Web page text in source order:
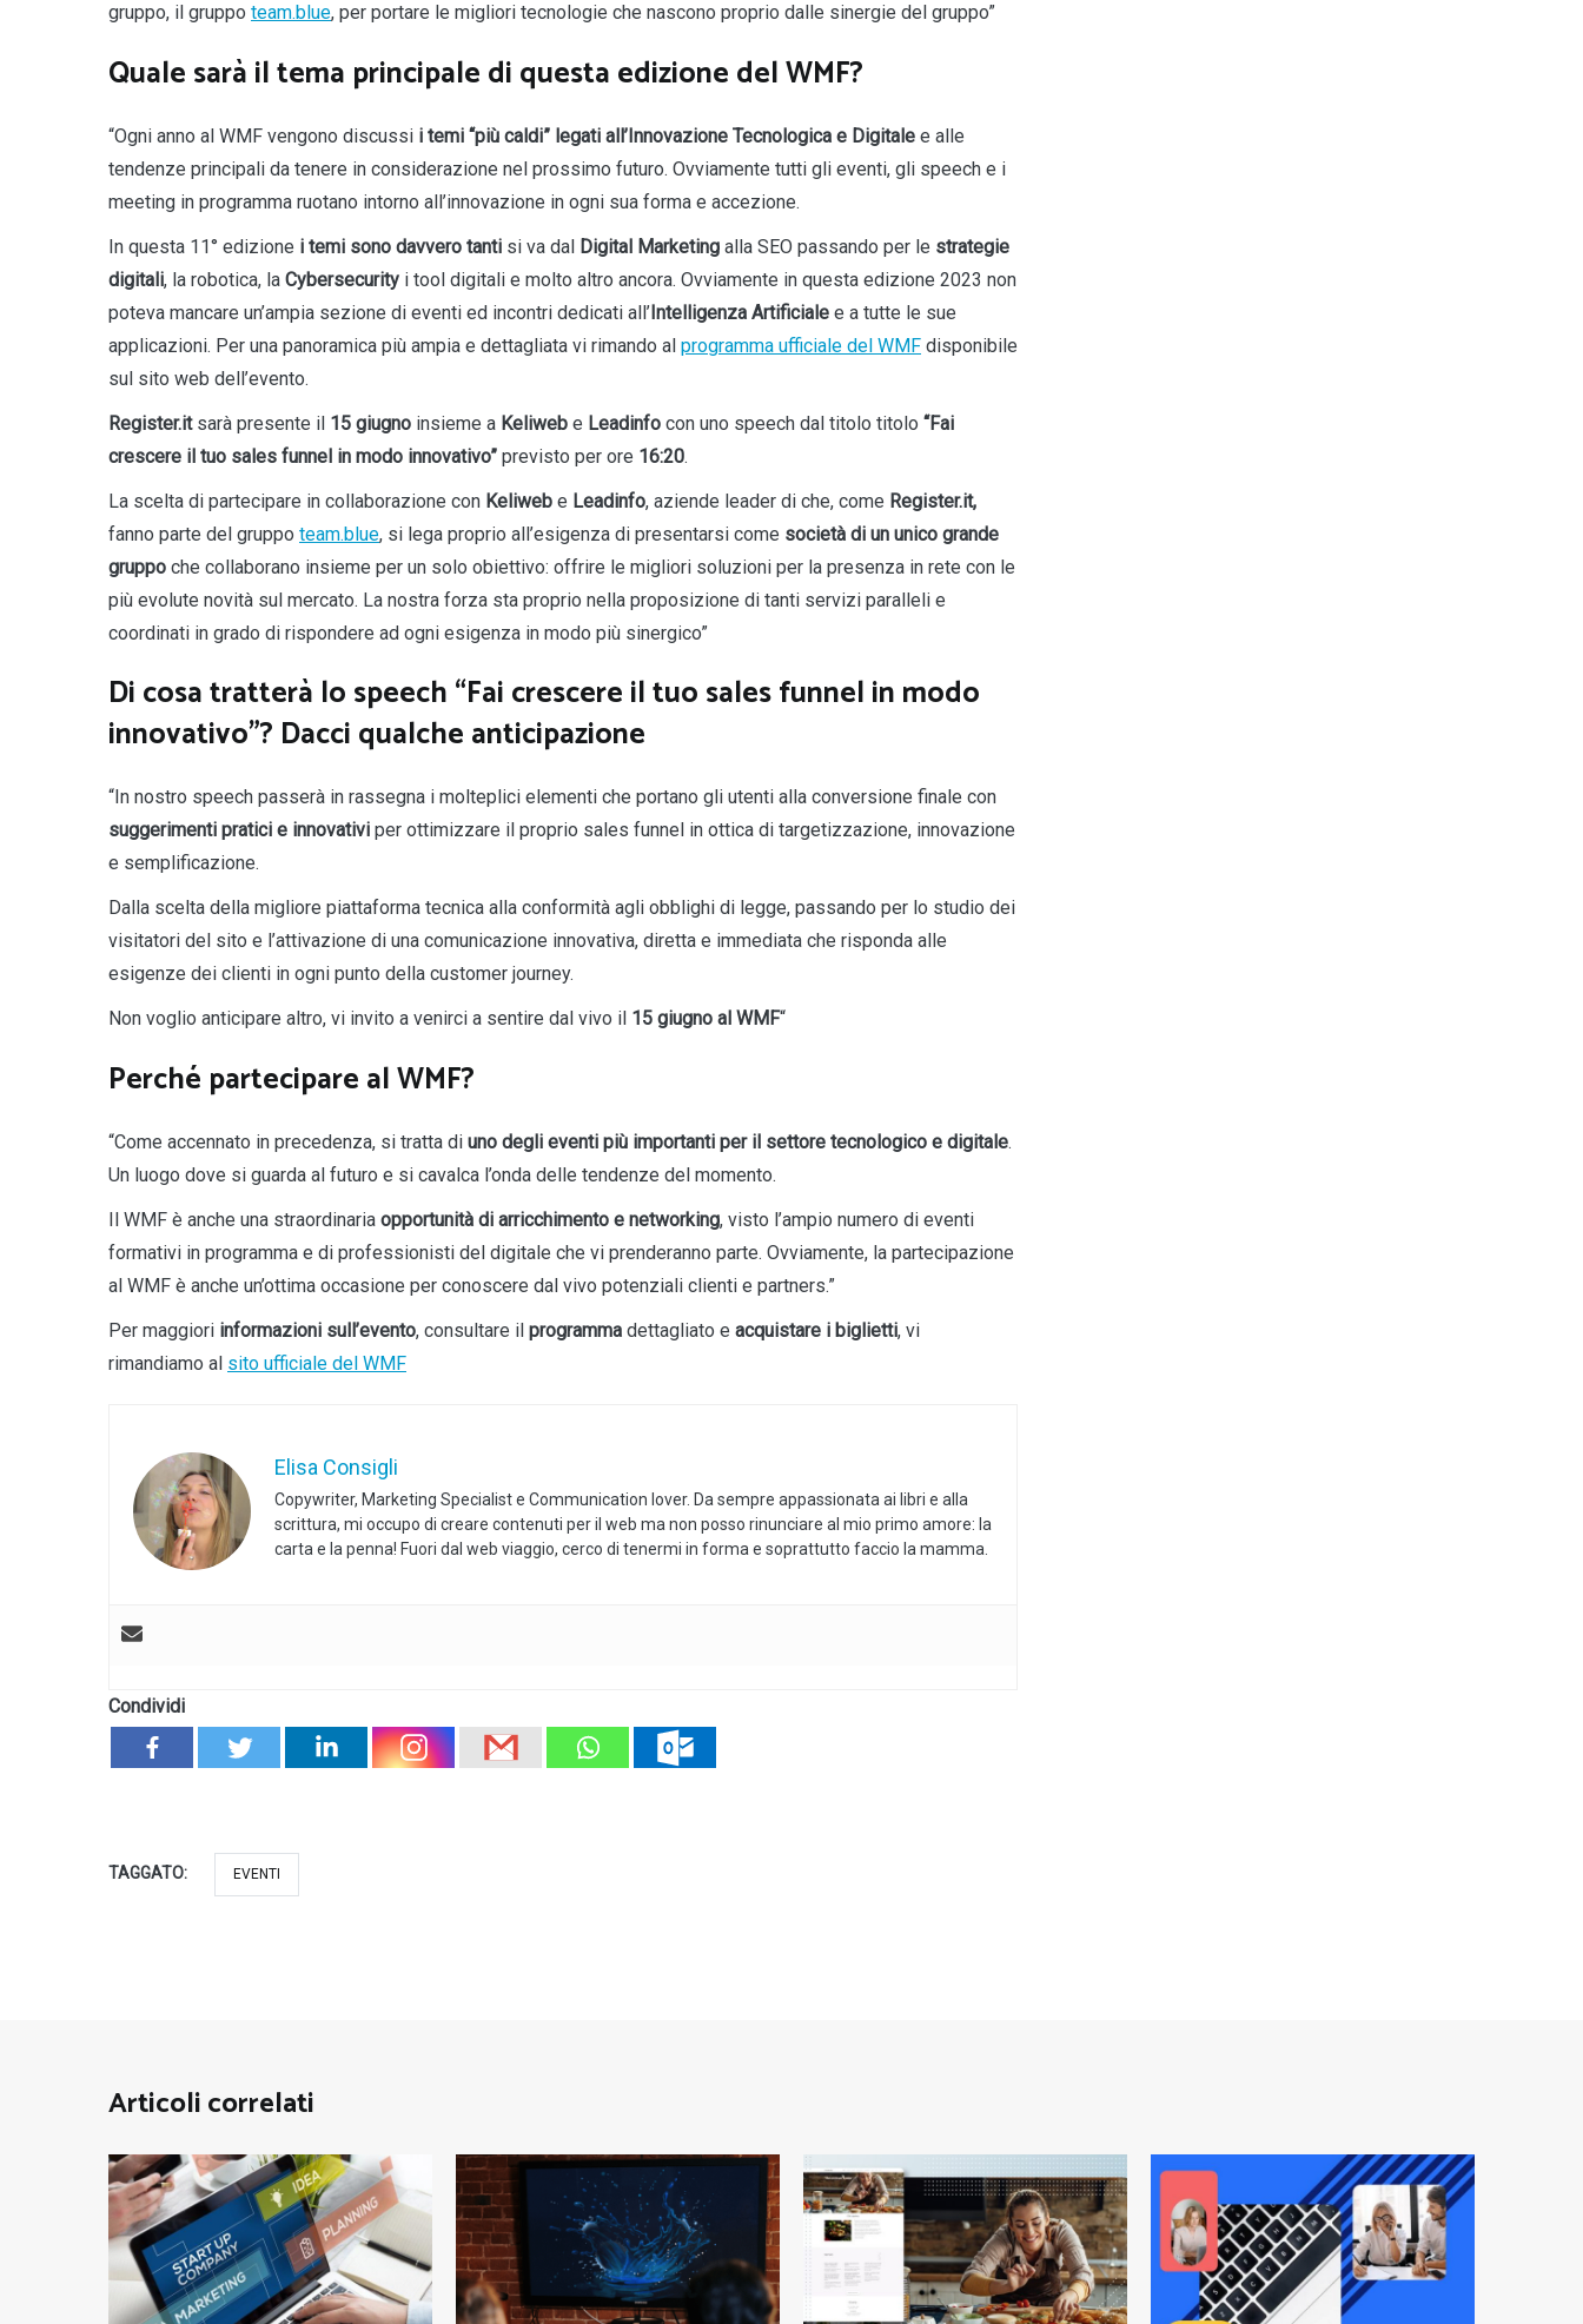
gruppo, il gruppo team.blue, per portare le migliori tecnologie che nascono proprio dalle sinergie del gruppo”
Quale sarà il tema principale di questa edizione del WMF?
“Ogni anno al WMF vengono discussi i temi “più caldi” legati all’Innovazione Tecnologica e Digitale e alle
tendenze principali da tenere in considerazione nel prossimo futuro. Ovviamente tutti gli eventi, gli speech e i
meeting in programma ruotano intorno all’innovazione in ogni sua forma e accezione.
In questa 11° edizione i temi sono davvero tanti si va dal Digital Marketing alla SEO passando per le strategie
digitali, la robotica, la Cybersecurity i tool digitali e molto altro ancora. Ovviamente in questa edizione 2023 non
poteva mancare un’ampia sezione di eventi ed incontri dedicati all’Intelligenza Artificiale e a tutte le sue
applicazioni. Per una panoramica più ampia e dettagliata vi rimando al programma ufficiale del WMF disponibile
sul sito web dell’evento.
Register.itsarà presente il 15 giugno insieme a Keliweb e Leadinfo con uno speech dal titolo titolo “Fai
crescere il tuo sales funnel in modo innovativo” previsto per ore 16:20.
La scelta di partecipare in collaborazione con Keliweb e Leadinfo, aziende leader di che, come Register.it,
fanno parte del gruppo team.blue, si lega proprio all’esigenza di presentarsi come società di un unico grande
gruppo che collaborano insieme per un solo obiettivo: offrire le migliori soluzioni per la presenza in rete con le
più evolute novità sul mercato. La nostra forza sta proprio nella proposizione di tanti servizi paralleli e
coordinati in grado di rispondere ad ogni esigenza in modo più sinergico”
Di cosa tratterà lo speech “Fai crescere il tuo sales funnel in modo
innovativo”? Dacci qualche anticipazione
“In nostro speech passerà in rassegna i molteplici elementi che portano gli utenti alla conversione finale con
suggerimenti pratici e innovativi per ottimizzare il proprio sales funnel in ottica di targetizzazione, innovazione
e semplificazione.
Dalla scelta della migliore piattaforma tecnica alla conformità agli obblighi di legge, passando per lo studio dei
visitatori del sito e l’attivazione di una comunicazione innovativa, diretta e immediata che risponda alle
esigenze dei clienti in ogni punto della customer journey.
Non voglio anticipare altro, vi invito a venirci a sentire dal vivo il 15 giugno al WMF“
Perché partecipare al WMF?
“Come accennato in precedenza, si tratta di uno degli eventi più importanti per il settore tecnologico e digitale.
Un luogo dove si guarda al futuro e si cavalca l’onda delle tendenze del momento.
Il WMF è anche una straordinaria opportunità di arricchimento e networking, visto l’ampio numero di eventi
formativi in programma e di professionisti del digitale che vi prenderanno parte. Ovviamente, la partecipazione
al WMF è anche un’ottima occasione per conoscere dal vivo potenziali clienti e partners.”
Per maggiori informazioni sull’evento, consultare il programma dettagliato e acquistare i biglietti, vi
rimandiamo al sito ufficiale del WMF
Elisa Consigli
Copywriter, Marketing Specialist e Communication lover. Da sempre appassionata ai libri e alla
scrittura, mi occupo di creare contenuti per il web ma non posso rinunciare al mio primo amore: la
carta e la penna! Fuori dal web viaggio, cerco di tenermi in forma e soprattutto faccio la mamma.
Condividi
TAGGATO: EVENTI
Articoli correlati